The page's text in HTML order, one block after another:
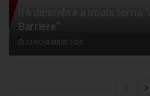
Barriere”
12 NOVEMBRE 2025